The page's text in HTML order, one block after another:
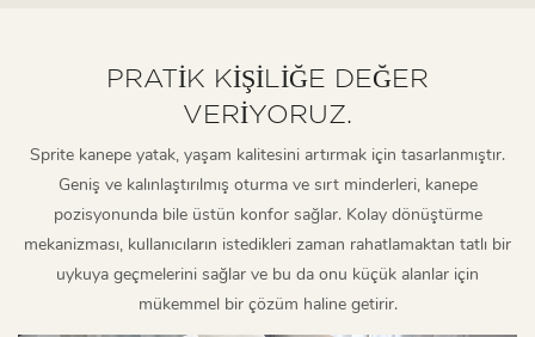
PRATIK KIŞILIĞE DEĞER
VERIYORUZ.
Sprite kanepe yatak, yaşam kalitesini artırmak için tasarlanmıştır.
Geniş ve kalınlaştırılmış oturma ve sırt minderleri, kanepe
pozisyonunda bile üstün konfor sağlar. Kolay dönüştürme
mekanizması, kullanıcıların istedikleri zaman rahatlamaktan tatlı bir
uykuya geçmelerini sağlar ve bu da onu küçük alanlar için
mükemmel bir çözüm haline getirir.